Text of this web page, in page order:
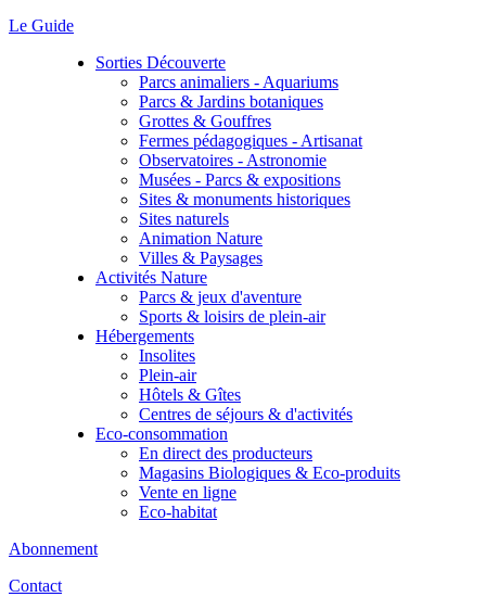
Le Guide
Sorties Découverte
Parcs animaliers - Aquariums
Parcs & Jardins botaniques
Grottes & Gouffres
Fermes pédagogiques - Artisanat
Observatoires - Astronomie
Musées - Parcs & expositions
Sites & monuments historiques
Sites naturels
Animation Nature
Villes & Paysages
Activités Nature
Parcs & jeux d'aventure
Sports & loisirs de plein-air
Hébergements
Insolites
Plein-air
Hôtels & Gîtes
Centres de séjours & d'activités
Eco-consommation
En direct des producteurs
Magasins Biologiques & Eco-produits
Vente en ligne
Eco-habitat
Abonnement
Contact